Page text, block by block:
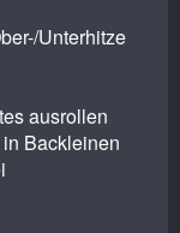
Unterhitze
ausrollen
Backleinen